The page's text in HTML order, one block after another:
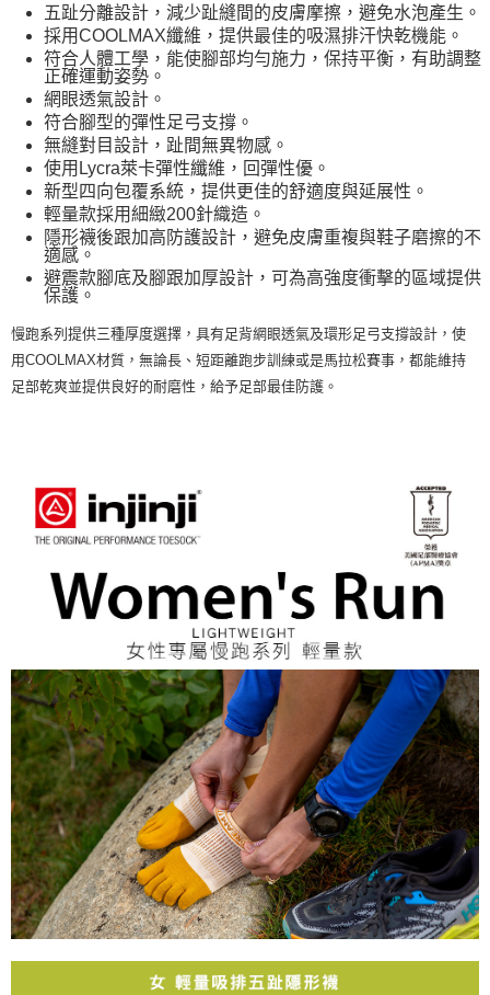
五趾分離設計，減少趾縫間的皮膚摩擦，避免水泡產生。
採用COOLMAX纖維，提供最佳的吸濕排汗快乾機能。
符合人體工學，能使腳部均勻施力，保持平衡，有助調整
正確運動姿勢。
網眼透氣設計。
符合腳型的彈性足弓支撐。
無縫對目設計，趾間無異物感。
使用Lycra萊卡彈性纖維，回彈性優。
新型四向包覆系統，提供更佳的舒適度與延展性。
輕量款採用細緻200針織造。
隱形襪後跟加高防護設計，避免皮膚重複與鞋子磨擦的不
適感。
避震款腳底及腳跟加厚設計，可為高強度衝擊的區域提供
保護。
慢跑系列提供三種厚度選擇，具有足背網眼透氣及環形足弓支撐設計，使
用COOLMAX材質，無論長、短距離跑步訓練或是馬拉松賽事，都能維持
足部乾爽並提供良好的耐磨性，給予足部最佳防護。